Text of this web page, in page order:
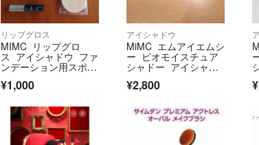
リップグロス
MIMC リップグロ
ス アイシャドウ ファ
ンデーション用スポン
¥1,000
アイシャドウ
MiMC エムアイエムシ
ー ビオモイスチュア
シャドー アイシャド
¥2,800